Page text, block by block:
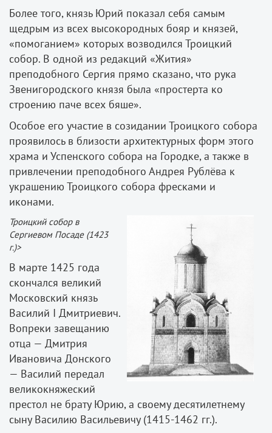
Более того, князь Юрий показал себя самым
щедрым из всех высокородных бояр и князей,
«помоганием» которых возводился Троицкий
собор. В одной из редакций «Жития»
преподобного Сергия прямо сказано, что рука
Звенигородского князя была «простерта ко
строению паче всех бяше».
Особое его участие в созидании Троицкого собора
проявилось в близости архитектурных форм этого
храма и Успенского собора на Городке, а также в
привлечении преподобного Андрея Рублёва к
украшению Троицкого собора фресками и
иконами.
Троицкий собор в
Сергиевом Посаде (1423
г.)>
В марте 1425 года
скончался великий
Московский князь
Василий I Дмитриевич.
Вопреки завещанию
отца — Дмитрия
Ивановича Донского
— Василий передал
великокняжеский
престол не брату Юрию, а своему десятилетнему
сыну Василию Васильевичу (1415­-1462 гг.).